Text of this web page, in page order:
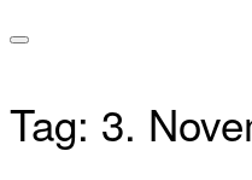
Tag: 3.